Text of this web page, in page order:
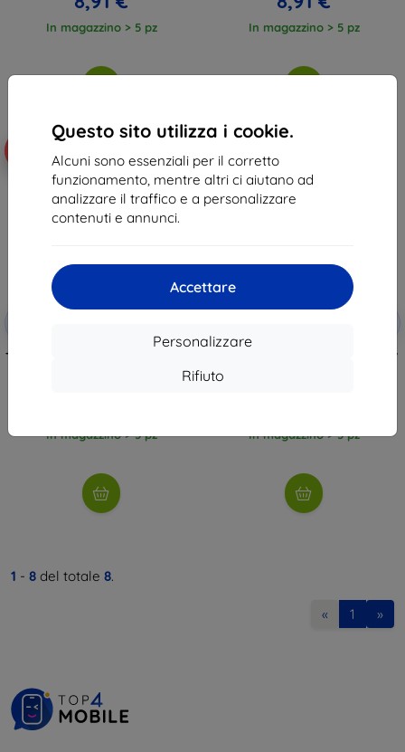
Questo sito utilizza i cookie.
Alcuni sono essenziali per il corretto
funzionamento, mentre altri ci aiutano ad
analizzare il traffico e a personalizzare
contenuti e annunci.
Accettare
Personalizzare
Rifiuto
In magazzino > 5 pz In magazzino > 5 pz
Tactical Field Notes per Xiaomi 17
In magazzino > 5 pz
Tactical TPU cover per Xiaomi 17
Ultra trasparente (57983129803)
In magazzino > 5 pz
1 - 8 del totale 8.
« 1 »